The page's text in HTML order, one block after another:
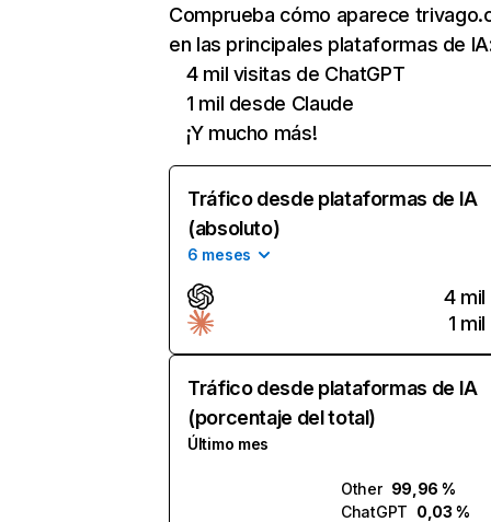
Comprueba cómo aparece
en las principales plataformas de
4 mil visitas de ChatGPT
1 mil desde Claude
¡Y mucho más!
Tráfico desde plataformas de IA
(absoluto)
6 meses
4 mil
1 mil
Tráfico desde plataformas de IA
(porcentaje del total)
Último mes
Other 99,96 %
ChatGPT 0,03 %